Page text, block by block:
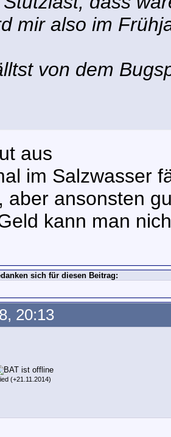
mir also im
von dem
aus
im Salzwasser
aber ansonsten
kann man
sich für diesen Beitrag:
20:13
(+21.11.2014)